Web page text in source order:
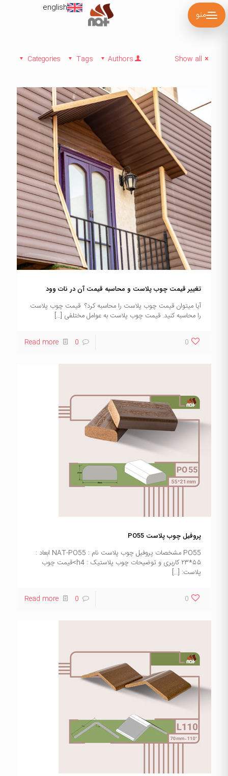
منو
english
Categories Tags Authors Show all
تغییر قیمت چوب پلاست و محاسبه قیمت آن در نات وود
آیا میتوان قیمت چوب پلاست را محاسبه کرد؟ قیمت چوب پلاست
را محاسبه کنید. قیمت چوب پلاست به عوامل مختلفی […]
0
0
Read more
پروفیل چوب پلاست PO55
PO55 مشخصات پروفیل چوب پلاست نام : NAT-PO55 ابعاد :
۵۵*۲۳ کاربری و توضیحات چوب پلاستیک : h4>قیمت چوب
پلاست: […]
0
0
Read more